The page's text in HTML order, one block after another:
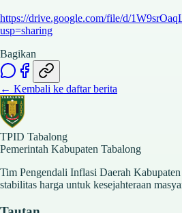
https://drive.google.com/file/d/
usp=sharing
Bagikan
← Kembali ke daftar berita
TPID Tabalong
Pemerintah Kabupaten Tabalong
Tim Pengendali Inflasi Daerah
stabilitas harga untuk kesejahteraan